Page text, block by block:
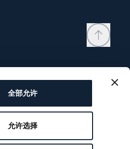
全部允许
允许选择